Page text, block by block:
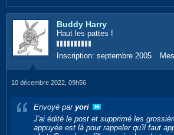
Buddy Harry
Haut les pattes !
Inscription: septembre 2005
10 décembre 2022, 09h56
Envoyé par yori
J'ai édité le post et supprimé les
appuyée est là pour rappeler qu'il faut